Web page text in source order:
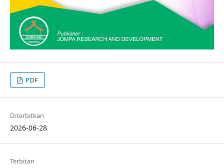
PDF
Diterbitkan
2026-06-28
Terbitan